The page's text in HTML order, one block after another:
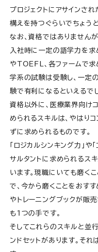
プロジェクトにアサインさ
構えを持つぐらいでちょう
なお、資格ではありません
入社時に一定の語学力を
やTOEFL、各ファームで求
学系の試験は受験し、一定
験で有利になるといえるでし
資格以外に、医療業界向け
められるスキルは、やはり
ずに求められるものです。
「ロジカルシンキング力」や
サルタントに求められるス
います。現職にいても磨く
で、今から磨くことをおす
やトレーニングブックが販
も1つの手です。
そしてこれらのスキルと並
ンドセットがあります。それ